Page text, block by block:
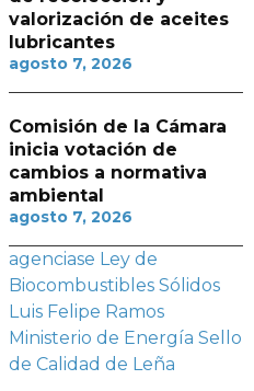
valorización de aceites
lubricantes
agosto 7, 2026
Comisión de la Cámara
inicia votación de
cambios a normativa
ambiental
agosto 7, 2026
agenciase Ley de
Biocombustibles Sólidos
Luis Felipe Ramos
Ministerio de Energía Sello
de Calidad de Leña